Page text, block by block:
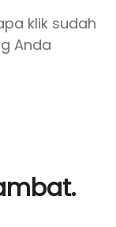
klik sudah
Anda